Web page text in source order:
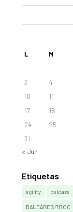
L M
3
4
10
11
17
18
24
25
31
« Jun
Etiquetas
agility balcaza
BALEARES RRCC